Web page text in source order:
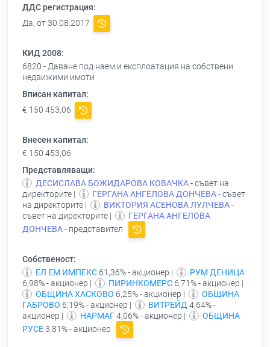
ДДС регистрация:
Да, от 30.08.2017
КИД 2008:
6820 - Даване под наем и експлоатация на собствени
недвижими имоти
Вписан капитал:
€ 150 453,06
Внесен капитал:
€ 150 453,06
Представляващи:
ДЕСИСЛАВА БОЖИДАРОВА КОВАЧКА- съвет на
директорите |
ГЕРГАНА АНГЕЛОВА ДОНЧЕВА- съвет
на директорите |
ВИКТОРИЯ АСЕНОВА ЛУЛЧЕВА-
съвет на директорите |
ГЕРГАНА АНГЕЛОВА
ДОНЧЕВА- представител
Собственост:
ЕЛ ЕМ ИМПЕКС 61,36% - акционер |
РУМ ДЕНИЦА
6,98% - акционер |
ПИРИНКОМЕРС 6,71% - акционер |
ОБЩИНА ХАСКОВО 6,25% - акционер |
ОБЩИНА
ГАБРОВО 6,19% - акционер | ВИТРЕЙД4,64% -
акционер |
НАРМАГ4,06% - акционер |
ОБЩИНА
РУСЕ3,81% - акционер